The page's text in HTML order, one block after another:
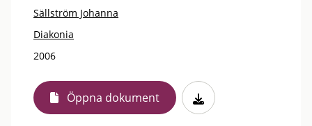
Sällström Johanna
Diakonia
2006
Öppna dokument